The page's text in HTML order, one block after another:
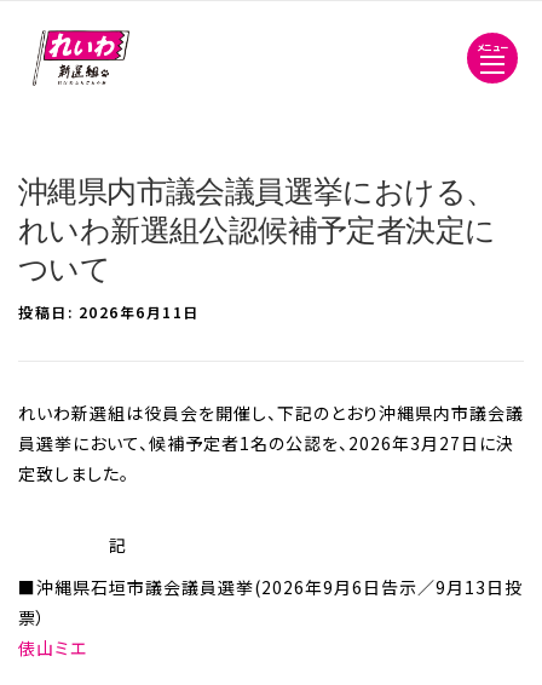
メニュー
沖縄県内市議会議員選挙における、
れいわ新選組公認候補予定者決定に
ついて
投稿日: 2026年6月11日
れいわ新選組は役員会を開催し、下記のとおり沖縄県内市議会議
員選挙において、候補予定者1名の公認を、2026年3月27日に決
定致しました。
記
■沖縄県石垣市議会議員選挙(2026年9月6日告示／9月13日投
票）
俵山ミエ